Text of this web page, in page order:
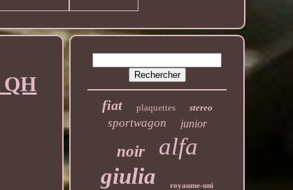
QH
fiat plaquettes stereo
sportwagon junior
noir alfa
giulia royaume-uni